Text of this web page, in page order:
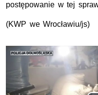
postępowanie w tej
(KWP we Wrocławiu/js)